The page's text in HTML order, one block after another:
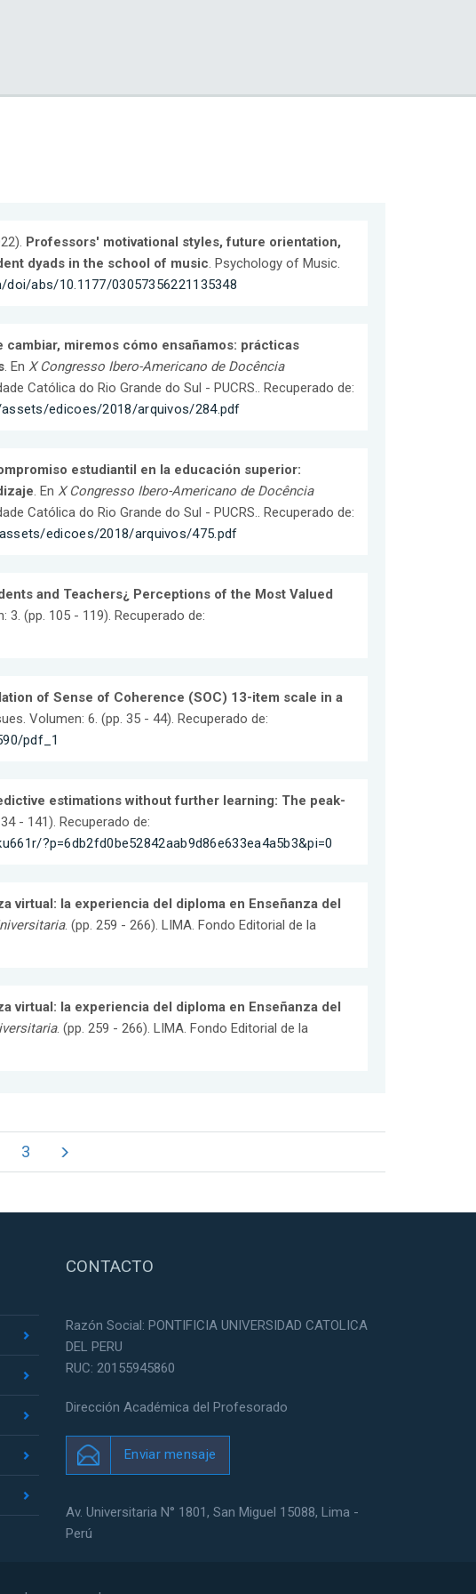
Professors' motivational styles, future orientation,
dyads in the school of music. Psychology of Music.
abs/10.1177/03057356221135348
cambiar, miremos cómo ensañamos: prácticas
. En X Congresso Ibero-Americano de Docência
Católica do Rio Grande do Sul - PUCRS.. Recuperado de:
edicoes/2018/arquivos/284.pdf
estudiantil en la educación superior:
. En X Congresso Ibero-Americano de Docência
Católica do Rio Grande do Sul - PUCRS.. Recuperado de:
edicoes/2018/arquivos/475.pdf
and Teachers¿ Perceptions of the Most Valued
(pp. 105 - 119). Recuperado de:
of Sense of Coherence (SOC) 13-item scale in a
Volumen: 6. (pp. 35 - 44). Recuperado de:
pdf_1
estimations without further learning: The peak-
- 141). Recuperado de:
?p=6db2fd0be52842aab9d86e633ea4a5b3&pi=0
virtual: la experiencia del diploma en Enseñanza del
. (pp. 259 - 266). LIMA. Fondo Editorial de la
virtual: la experiencia del diploma en Enseñanza del
. (pp. 259 - 266). LIMA. Fondo Editorial de la
3
CONTACTO
Razón Social: PONTIFICIA UNIVERSIDAD CATOLICA
DEL PERU
RUC: 20155945860
Dirección Académica del Profesorado
Enviar mensaje
Av. Universitaria N° 1801, San Miguel 15088, Lima -
Perú